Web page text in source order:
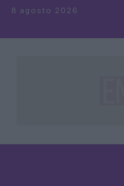
Saltar al contenido
8 agosto 2026